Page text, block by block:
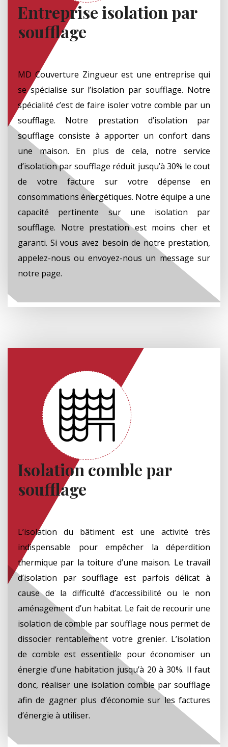
Entreprise isolation par
soufflage
MD Couverture Zingueur est une entreprise qui
se spécialise sur l’isolation par soufflage. Notre
spécialité c’est de faire isoler votre comble par un
soufflage. Notre prestation d’isolation par
soufflage consiste à apporter un confort dans
une maison. En plus de cela, notre service
d’isolation par soufflage réduit jusqu’à 30% le cout
de votre facture sur votre dépense en
consommations énergétiques. Notre équipe a une
capacité pertinente sur une isolation par
soufflage. Notre prestation est moins cher et
garanti. Si vous avez besoin de notre prestation,
appelez-nous ou envoyez-nous un message sur
notre page.
Isolation comble par
soufflage
L’isolation du bâtiment est une activité très
indispensable pour empêcher la déperdition
thermique par la toiture d’une maison. Le travail
d’isolation par soufflage est parfois délicat à
cause de la difficulté d’accessibilité ou le non
aménagement d’un habitat. Le fait de recourir une
isolation de comble par soufflage nous permet de
dissocier rentablement votre grenier. L’isolation
de comble est essentielle pour économiser un
énergie d’une habitation jusqu’à 20 à 30%. Il faut
donc, réaliser une isolation comble par soufflage
afin de gagner plus d’économie sur les factures
d’énergie à utiliser.